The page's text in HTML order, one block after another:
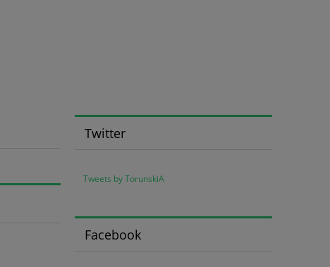
Twitter
Tweets by TorunskiA
Facebook